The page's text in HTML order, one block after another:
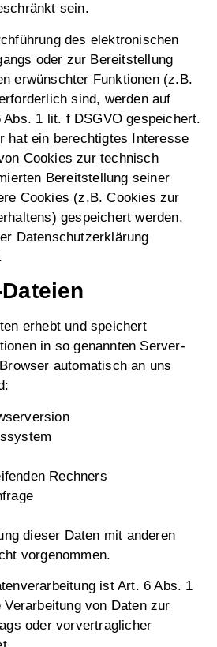
sein.
des elektronischen
oder zur Bereitstellung
erwünschter Funktionen (z.B.
sind, werden auf
1 lit. f DSGVO gespeichert.
hat ein berechtigtes Interesse
Cookies zur technisch
Bereitstellung seiner
Cookies (z.B. Cookies zur
gespeichert werden,
Datenschutzerklärung
erhebt und speichert
in so genannten Server-
automatisch an uns
Rechners
dieser Daten mit anderen
vorgenommen.
ist Art. 6 Abs. 1
von Daten zur
oder vorvertraglicher